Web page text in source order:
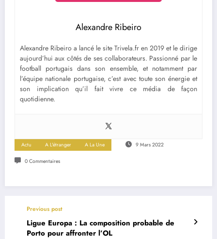
Alexandre Ribeiro
Alexandre Ribeiro a lancé le site Trivela.fr en 2019 et le dirige
aujourd’hui aux côtés de ses collaborateurs. Passionné par le
football portugais dans son ensemble, et notamment par
l’équipe nationale portugaise, c’est avec toute son énergie et
son implication qu’il fait vivre ce média de façon
quotidienne.
Actu A L'étranger A La Une 9 Mars 2022
0 Commentaires
Previous post
Ligue Europa : La composition probable de
Porto pour affronter l’OL